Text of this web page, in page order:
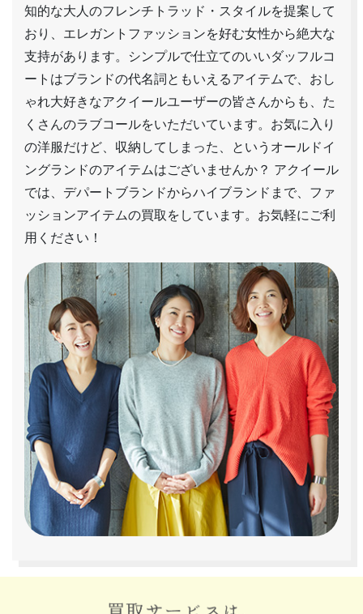
知的な大人のフレンチトラッド・スタイルを提案して
おり、エレガントファッションを好む女性から絶大な
支持があります。シンプルで仕立てのいいダッフルコ
ートはブランドの代名詞ともいえるアイテムで、おし
ゃれ大好きなアクイールユーザーの皆さんからも、た
くさんのラブコールをいただいています。お気に入り
の洋服だけど、収納してしまった、というオールドイ
ングランドのアイテムはございませんか？ アクイール
では、デパートブランドからハイブランドまで、ファ
ッションアイテムの買取をしています。お気軽にご利
用ください！